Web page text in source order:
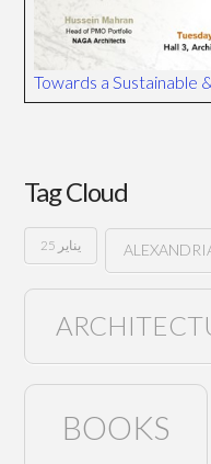
Towards a Sustainable
Tag Cloud
25 يناير
BOOKS